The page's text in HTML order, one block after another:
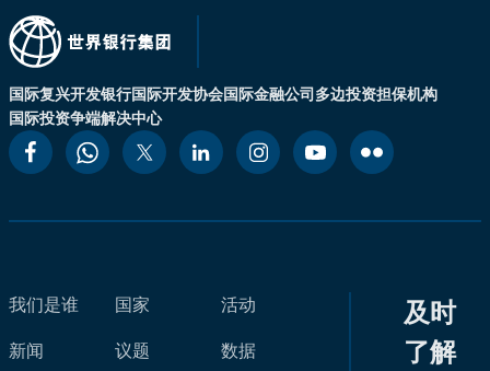
国际复兴开发银行国际开发协会国际金融公司多边投资担保机构
国际投资争端解决中心
我们是谁
新闻
国家
议题
活动
数据
及时
了解